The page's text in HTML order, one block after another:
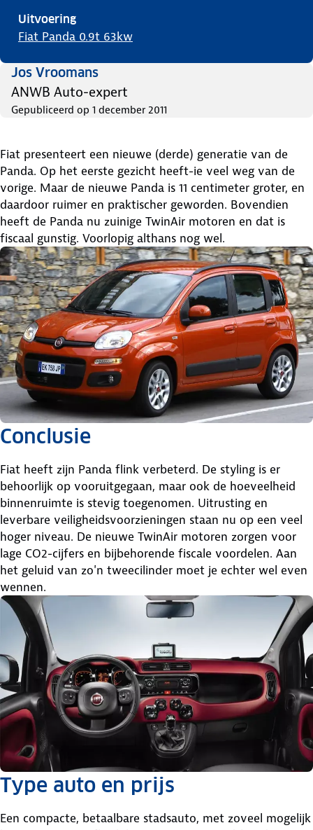
Uitvoering
Fiat Panda 0.9t 63kw
Jos Vroomans
ANWB Auto-expert
Gepubliceerd op 1 december 2011
Fiat presenteert een nieuwe (derde) generatie van de
Panda. Op het eerste gezicht heeft-ie veel weg van de
vorige. Maar de nieuwe Panda is 11 centimeter groter, en
daardoor ruimer en praktischer geworden. Bovendien
heeft de Panda nu zuinige TwinAir motoren en dat is
fiscaal gunstig. Voorlopig althans nog wel.
Conclusie
Fiat heeft zijn Panda flink verbeterd. De styling is er
behoorlijk op vooruitgegaan, maar ook de hoeveelheid
binnenruimte is stevig toegenomen. Uitrusting en
leverbare veiligheidsvoorzieningen staan nu op een veel
hoger niveau. De nieuwe TwinAir motoren zorgen voor
lage CO2-cijfers en bijbehorende fiscale voordelen. Aan
het geluid van zo'n tweecilinder moet je echter wel even
wennen.
Type auto en prijs
Een compacte, betaalbare stadsauto, met zoveel mogelijk